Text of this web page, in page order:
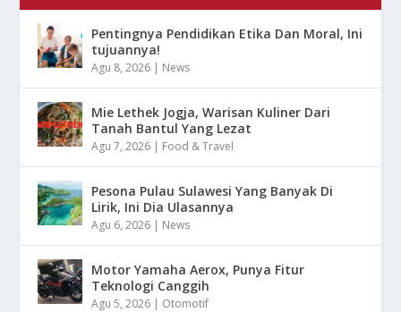
Pentingnya Pendidikan Etika Dan Moral, Ini
tujuannya!
Agu 8, 2026 | News
Mie Lethek Jogja, Warisan Kuliner Dari
Tanah Bantul Yang Lezat
Agu 7, 2026 | Food & Travel
Pesona Pulau Sulawesi Yang Banyak Di
Lirik, Ini Dia Ulasannya
Agu 6, 2026 | News
Motor Yamaha Aerox, Punya Fitur
Teknologi Canggih
Agu 5, 2026 | Otomotif